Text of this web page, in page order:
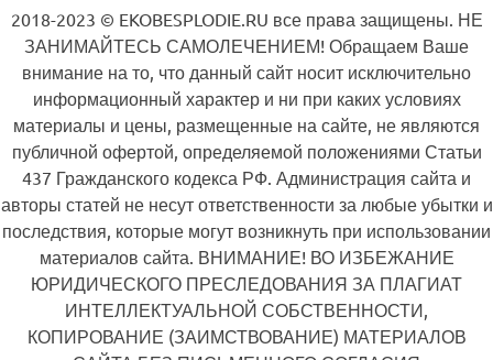
2018-2023 © EKOBESPLODIE.RU все права защищены. НЕ
ЗАНИМАЙТЕСЬ САМОЛЕЧЕНИЕМ! Обращаем Ваше
внимание на то, что данный сайт носит исключительно
информационный характер и ни при каких условиях
материалы и цены, размещенные на сайте, не являются
публичной офертой, определяемой положениями Статьи
437 Гражданского кодекса РФ. Администрация сайта и
авторы статей не несут ответственности за любые убытки и
последствия, которые могут возникнуть при использовании
материалов сайта. ВНИМАНИЕ! ВО ИЗБЕЖАНИЕ
ЮРИДИЧЕСКОГО ПРЕСЛЕДОВАНИЯ ЗА ПЛАГИАТ
ИНТЕЛЛЕКТУАЛЬНОЙ СОБСТВЕННОСТИ,
КОПИРОВАНИЕ (ЗАИМСТВОВАНИЕ) МАТЕРИАЛОВ